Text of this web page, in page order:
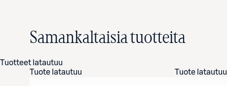
Samankaltaisia tuotteita
Tuotteet latautuu
Tuote latautuu
Tuote latautuu